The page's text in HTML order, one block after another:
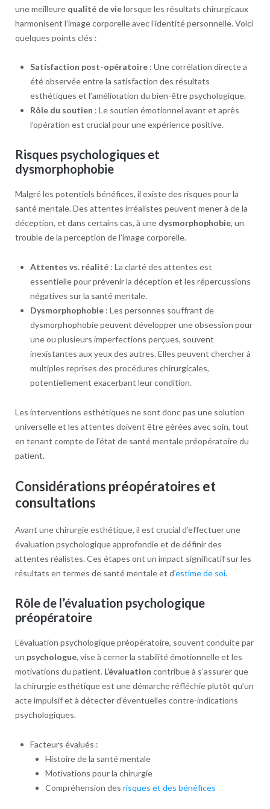
une meilleure qualité de vielorsque les résultats chirurgicaux
harmonisent l’image corporelle avec l’identité personnelle. Voici
quelques points clés :
Satisfaction post-opératoire: Une corrélation directe a
été observée entre la satisfaction des résultats
esthétiques et l’amélioration du bien-être psychologique.
Rôle du soutien : Le soutien émotionnel avant et après
l’opération est crucial pour une expérience positive.
Risques psychologiques et
dysmorphophobie
Malgré les potentiels bénéfices, il existe des risques pour la
santé mentale. Des attentes irréalistes peuvent mener à de la
déception, et dans certains cas, à une dysmorphophobie, un
trouble de la perception de l’image corporelle.
Attentes vs. réalité: La clarté des attentes est
essentielle pour prévenir la déception et les répercussions
négatives sur la santé mentale.
Dysmorphophobie: Les personnes souffrant de
dysmorphophobie peuvent développer une obsession pour
une ou plusieurs imperfections perçues, souvent
inexistantes aux yeux des autres. Elles peuvent chercher à
multiples reprises des procédures chirurgicales,
potentiellement exacerbant leur condition.
Les interventions esthétiques ne sont donc pas une solution
universelle et les attentes doivent être gérées avec soin, tout
en tenant compte de l’état de santé mentale préopératoire du
patient.
Considérations préopératoires et
consultations
Avant une chirurgie esthétique, il est crucial d’effectuer une
évaluation psychologique approfondie et de définir des
attentes réalistes. Ces étapes ont un impact significatif sur les
résultats en termes de santé mentale et d’estime de soi.
Rôle de l’évaluation psychologique
préopératoire
L’évaluation psychologique préopératoire, souvent conduite par
un psychologue, vise à cerner la stabilité émotionnelle et les
motivations du patient. L’évaluation contribue à s’assurer que
la chirurgie esthétique est une démarche réfléchie plutôt qu’un
acte impulsif et à détecter d’éventuelles contre-indications
psychologiques.
Facteurs évalués :
Histoire de la santé mentale
Motivations pour la chirurgie
Compréhension des risques et des bénéfices